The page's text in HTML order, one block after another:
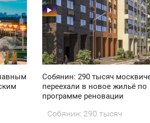
11:30
Собянин: 290 тысяч
переехали в новое жильё по
программе реновации
Собянин: 290 тысяч